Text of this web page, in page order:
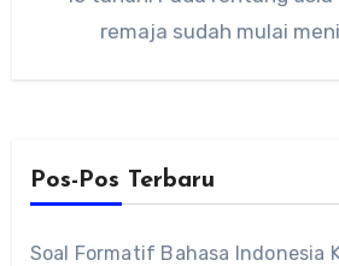
remaja sudah mulai
Pos-Pos Terbaru
Soal Formatif Bahasa Indonesia